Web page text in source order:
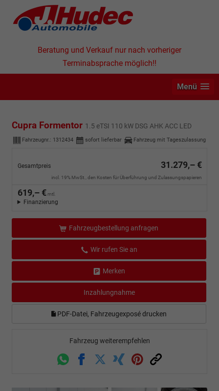
Beratung und Verkauf nur nach vorheriger
Terminabsprache möglich!!
Menü
Cupra Formentor 1.5 eTSI 110 kW DSG AHK ACC LED
Fahrzeugnr.: 1312434 sofort lieferbar Fahrzeug mit Tageszulassung
Gesamtpreis 31.279,– €
incl. 19% MwSt., den Kosten für Überführung und Zulassungspapieren
619,– € mtl.
Finanzierung
Fahrzeugbestellung anfragen
Wir rufen Sie an
Merken
Inzahlungnahme
PDF-Datei, Fahrzeugexposé drucken
Fahrzeug weiterempfehlen
WhatsappFacebookTwitter Xing PinterestLink